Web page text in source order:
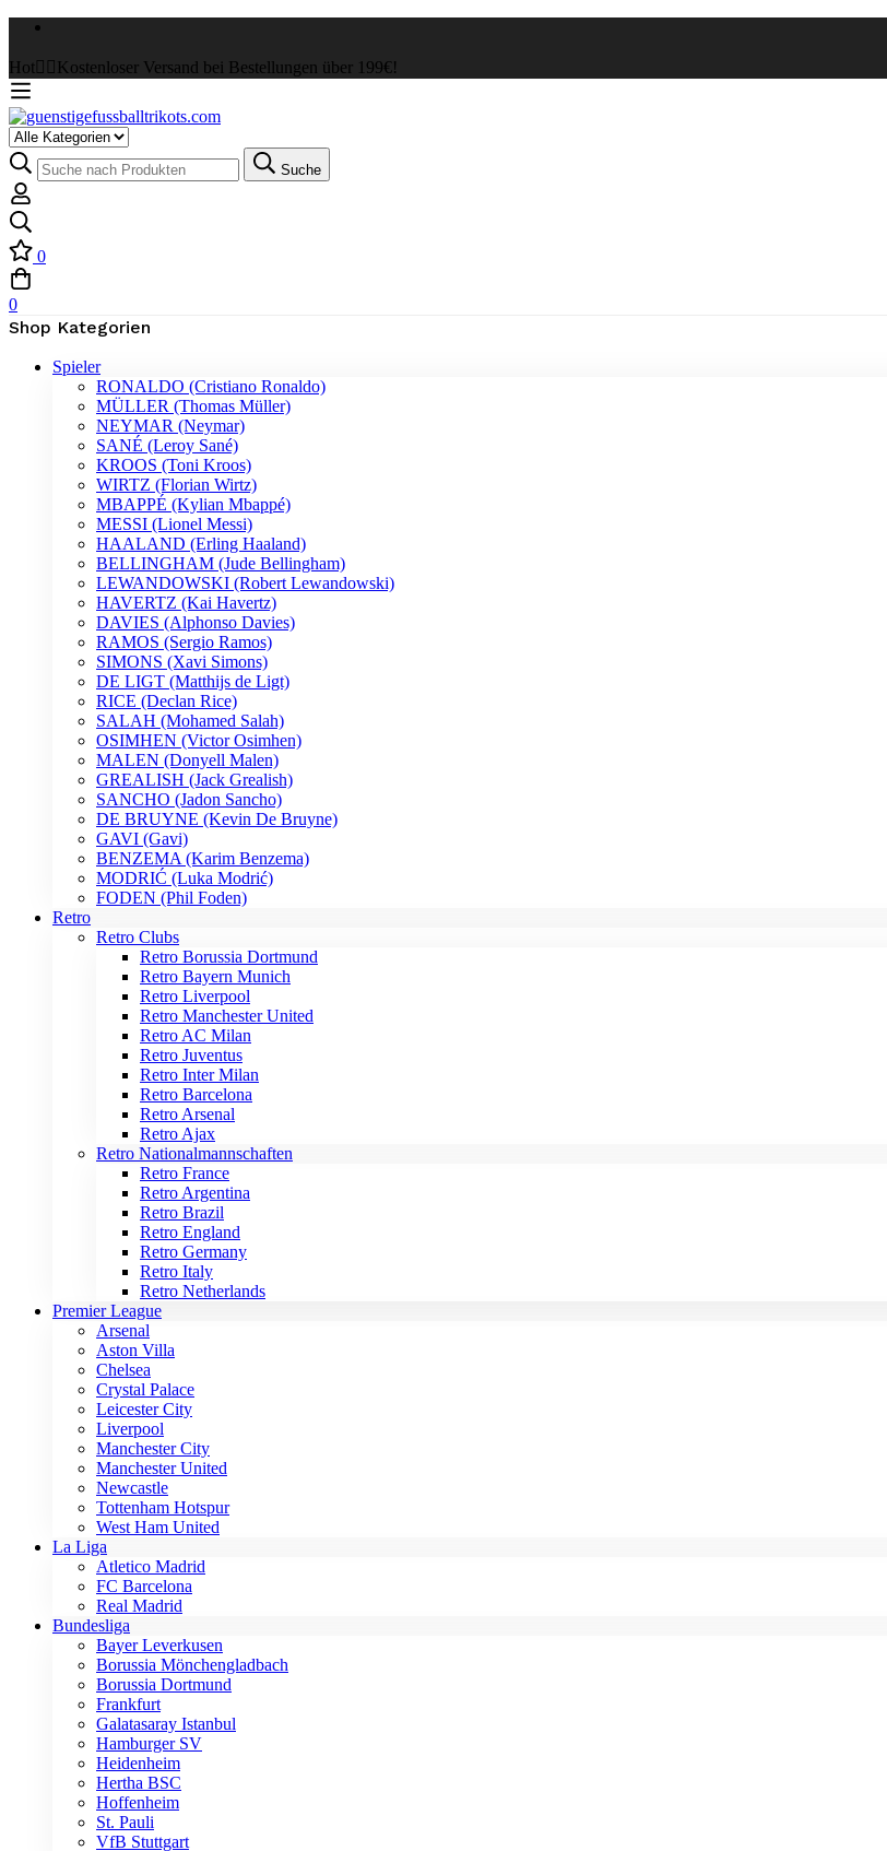
Hot ✌🏼Kostenloser Versand bei Bestellungen über 199€!
Suche
0
0
Shop Kategorien
Spieler
RONALDO (Cristiano Ronaldo)
MÜLLER (Thomas Müller)
NEYMAR (Neymar)
SANÉ (Leroy Sané)
KROOS (Toni Kroos)
WIRTZ (Florian Wirtz)
MBAPPÉ (Kylian Mbappé)
MESSI (Lionel Messi)
HAALAND (Erling Haaland)
BELLINGHAM (Jude Bellingham)
LEWANDOWSKI (Robert Lewandowski)
HAVERTZ (Kai Havertz)
DAVIES (Alphonso Davies)
RAMOS (Sergio Ramos)
SIMONS (Xavi Simons)
DE LIGT (Matthijs de Ligt)
RICE (Declan Rice)
SALAH (Mohamed Salah)
OSIMHEN (Victor Osimhen)
MALEN (Donyell Malen)
GREALISH (Jack Grealish)
SANCHO (Jadon Sancho)
DE BRUYNE (Kevin De Bruyne)
GAVI (Gavi)
BENZEMA (Karim Benzema)
MODRIĆ (Luka Modrić)
FODEN (Phil Foden)
Retro
Retro Clubs
Retro Borussia Dortmund
Retro Bayern Munich
Retro Liverpool
Retro Manchester United
Retro AC Milan
Retro Juventus
Retro Inter Milan
Retro Barcelona
Retro Arsenal
Retro Ajax
Retro Nationalmannschaften
Retro France
Retro Argentina
Retro Brazil
Retro England
Retro Germany
Retro Italy
Retro Netherlands
Premier League
Arsenal
Aston Villa
Chelsea
Crystal Palace
Leicester City
Liverpool
Manchester City
Manchester United
Newcastle
Tottenham Hotspur
West Ham United
La Liga
Atletico Madrid
FC Barcelona
Real Madrid
Bundesliga
Bayer Leverkusen
Borussia Mönchengladbach
Borussia Dortmund
Frankfurt
Galatasaray Istanbul
Hamburger SV
Heidenheim
Hertha BSC
Hoffenheim
St. Pauli
VfB Stuttgart